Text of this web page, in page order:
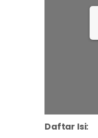
Daftar Isi: